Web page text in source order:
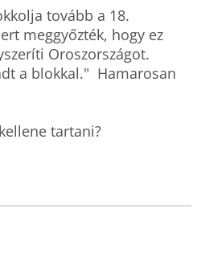
tovább a 18.
meggyőzték, hogy ez
Oroszországot.
a blokkal."  Hamarosan
tartani?